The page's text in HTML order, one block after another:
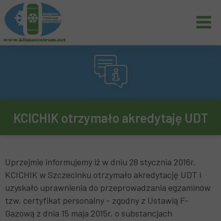
KCICHIK otrzymało akredytaję UDT
Uprzejmie informujemy iż w dniu 28 stycznia 2016r.
KCICHIK w Szczecinku otrzymało akredytację UDT i
uzyskało uprawnienia do przeprowadzania egzaminów
tzw. certyfikat personalny - zgodny z Ustawią F-
Gazową z dnia 15 maja 2015r. o substancjach